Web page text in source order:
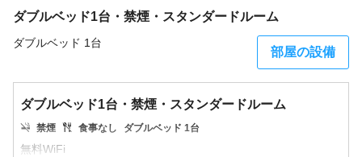
ダブルベッド1台・禁煙・スタンダードルーム
ダブルベッド 1台
部屋の設備
ダブルベッド1台・禁煙・スタンダードルーム
禁煙 食事なし ダブルベッド 1台